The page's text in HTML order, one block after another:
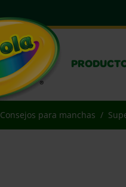
Consejos para manchas